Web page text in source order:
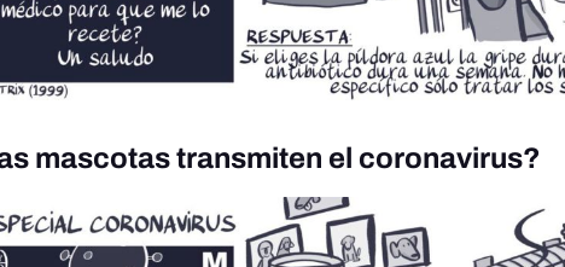
mascotas transmiten el coronavirus?